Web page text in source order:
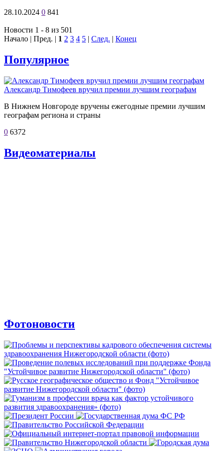
28.10.2024 0 841
Новости 1 - 8 из 501
Начало | Пред. | 1 2 3 4 5 | След. | Конец
Популярное
Александр Тимофеев вручил премии лучшим географам
В Нижнем Новгороде вручены ежегодные премии лучшим
географам региона и страны
0 6372
Видеоматериалы
Фотоновости